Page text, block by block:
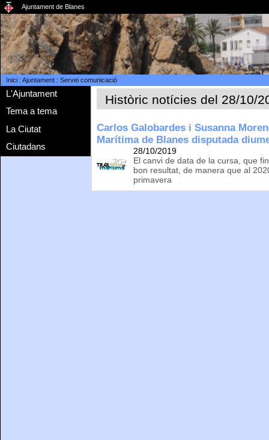
Ajuntament de Blanes
Inici: Ajuntament: Servei comunicació
L'Ajuntament
Tema a tema
La Ciutat
Ciutadans
Històric notícies del 28/10/
Carlos Galobardes i Susanna
Marítima de Blanes disputada
28/10/2019
El canvi de data de la cursa, que
bon resultat, de manera que al
primavera